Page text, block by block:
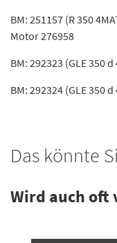
BM: 251157 (R 350
Motor 276958
BM: 292323 (GLE 350
BM: 292324 (GLE 350
Das könnte
Wird auch oft